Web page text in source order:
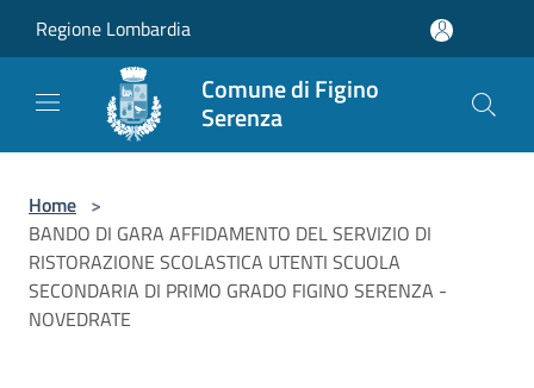
Regione Lombardia
Comune di Figino
Serenza
Home >
BANDO DI GARA AFFIDAMENTO DEL SERVIZIO DI
RISTORAZIONE SCOLASTICA UTENTI SCUOLA
SECONDARIA DI PRIMO GRADO FIGINO SERENZA -
NOVEDRATE